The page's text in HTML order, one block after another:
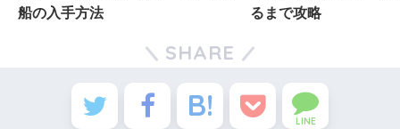
船の入手方法
るまで攻略
SHARE
LINE